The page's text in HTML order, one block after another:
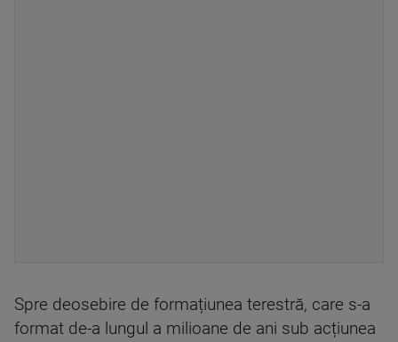
Spre deosebire de formațiunea terestră, care s-a
format de-a lungul a milioane de ani sub acțiunea